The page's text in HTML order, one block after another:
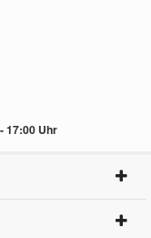
17:00 Uhr